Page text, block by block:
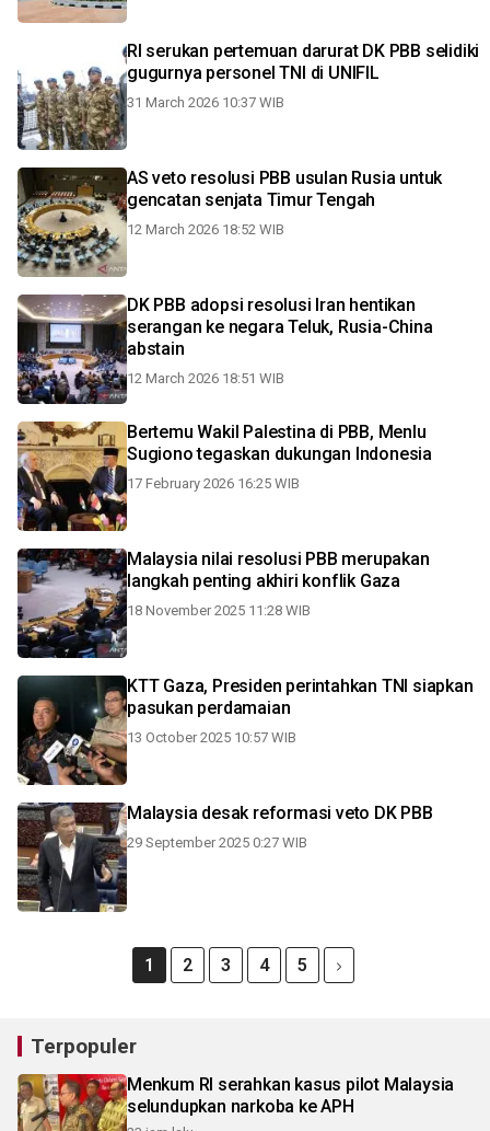
RI serukan pertemuan darurat DK PBB selidiki
gugurnya personel TNI di UNIFIL
31 March 2026 10:37 WIB
AS veto resolusi PBB usulan Rusia untuk
gencatan senjata Timur Tengah
12 March 2026 18:52 WIB
DK PBB adopsi resolusi Iran hentikan
serangan ke negara Teluk, Rusia-China
abstain
12 March 2026 18:51 WIB
Bertemu Wakil Palestina di PBB, Menlu
Sugiono tegaskan dukungan Indonesia
17 February 2026 16:25 WIB
Malaysia nilai resolusi PBB merupakan
langkah penting akhiri konflik Gaza
18 November 2025 11:28 WIB
KTT Gaza, Presiden perintahkan TNI siapkan
pasukan perdamaian
13 October 2025 10:57 WIB
Malaysia desak reformasi veto DK PBB
29 September 2025 0:27 WIB
1 2 3 4 5
Terpopuler
Menkum RI serahkan kasus pilot Malaysia
selundupkan narkoba ke APH